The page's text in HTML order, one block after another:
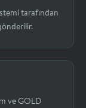
tarafından
ve GOLD